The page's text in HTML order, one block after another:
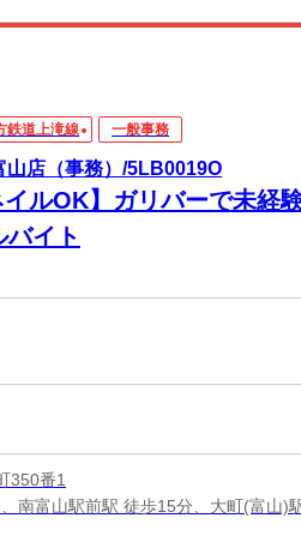
鉄道上滝線 一般事務
店（事務）/5LB0019O
イルOK】ガリバーで未経
バイト
350番1
南富山駅前駅 徒歩15分、大町(富山)